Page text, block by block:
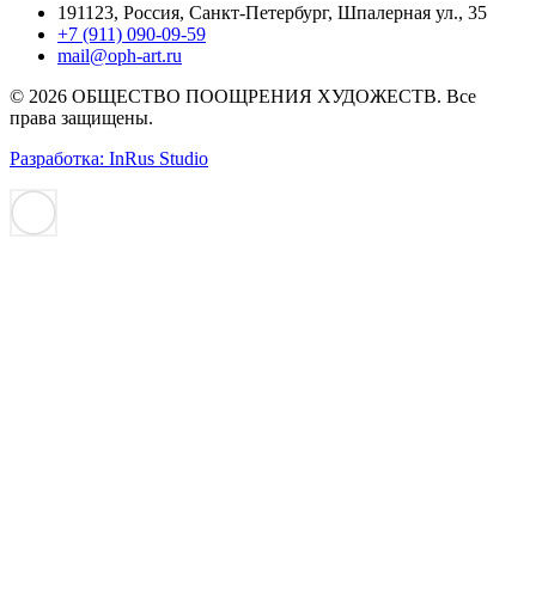
191123, Россия, Санкт-Петербург, Шпалерная ул., 35
+7 (911) 090-09-59
mail@oph-art.ru
© 2026 ОБЩЕСТВО ПООЩРЕНИЯ ХУДОЖЕСТВ. Все
права защищены.
Разработка: InRus Studio